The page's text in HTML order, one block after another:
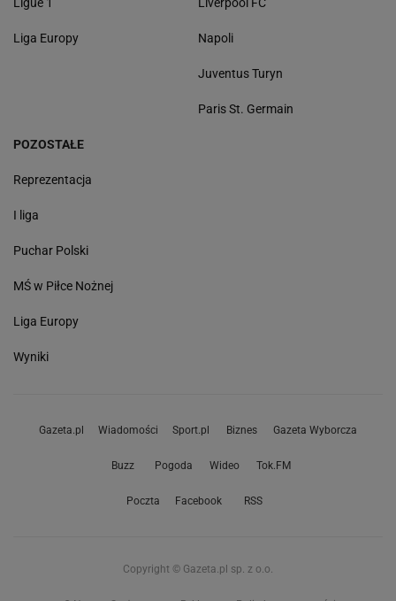
Liga Europy Napoli
Juventus Turyn
Paris St. Germain
POZOSTAŁE
Reprezentacja
I liga
Puchar Polski
MŚ w Piłce Nożnej
Liga Europy
Wyniki
Gazeta.pl Wiadomości Sport.pl Biznes Gazeta Wyborcza
Buzz Pogoda Wideo Tok.FM
Poczta Facebook RSS
Copyright © Gazeta.pl sp. z o.o.